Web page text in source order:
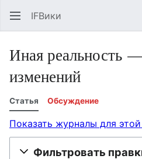
IFВики
Иная реальность
изменений
Статья Обсуждение
Показать журналы для
Фильтровать